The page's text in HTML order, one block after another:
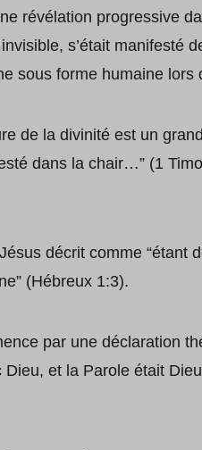
révélation progressive
s’était manifesté
sous forme humaine lors
de la divinité est un
dans la chair…” (1
décrit comme “étant
(Hébreux 1:3).
par une déclaration
Dieu, et la Parole était